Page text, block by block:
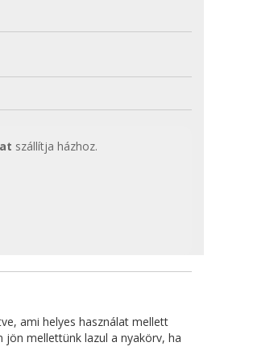
szállítja házhoz.
ami helyes használat mellett
mellettünk lazul a nyakörv, ha